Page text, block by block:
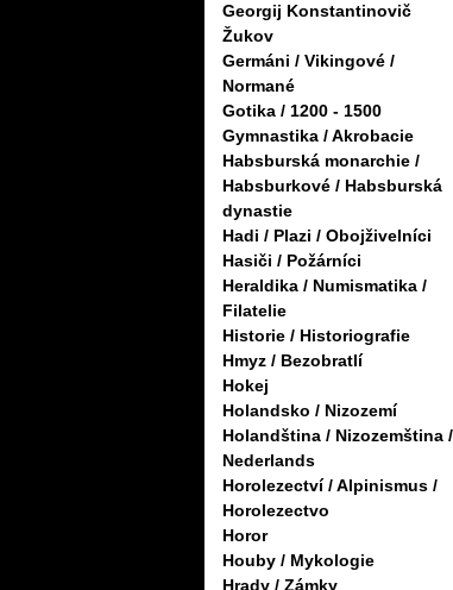
Georgij Konstantinovič
Žukov
Germáni / Vikingové /
Normané
Gotika / 1200 - 1500
Gymnastika / Akrobacie
Habsburská monarchie /
Habsburkové / Habsburská
dynastie
Hadi / Plazi / Obojživelníci
Hasiči / Požárníci
Heraldika / Numismatika /
Filatelie
Historie / Historiografie
Hmyz / Bezobratlí
Hokej
Holandsko / Nizozemí
Holandština / Nizozemština /
Nederlands
Horolezectví / Alpinismus /
Horolezectvo
Horor
Houby / Mykologie
Hrady / Zámky